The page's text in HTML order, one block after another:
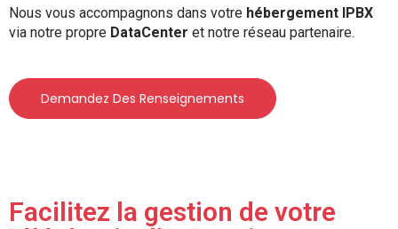
Nous vous accompagnons dans votre hébergement IPBX
via notre propre DataCenter et notre réseau partenaire.
Demandez Des Renseignements
Facilitez la gestion de votre